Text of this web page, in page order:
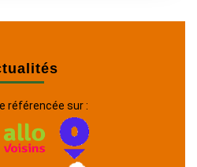
référencée sur :